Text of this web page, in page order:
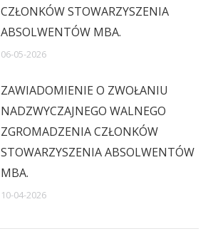
CZŁONKÓW STOWARZYSZENIA
ABSOLWENTÓW MBA.
06-05-2026
ZAWIADOMIENIE O ZWOŁANIU
NADZWYCZAJNEGO WALNEGO
ZGROMADZENIA CZŁONKÓW
STOWARZYSZENIA ABSOLWENTÓW
MBA.
10-04-2026